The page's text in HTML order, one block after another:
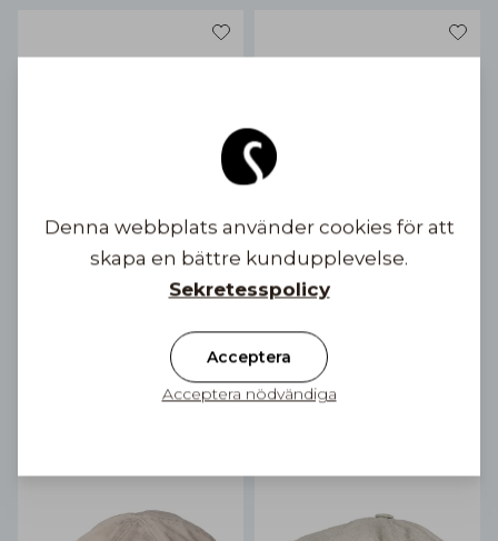
Cannes Linen Pastel Wide
Brim
3 färgalternativ
59,90 €
Denna webbplats använder cookies för att
skapa en bättre kundupplevelse.
Sekretesspolicy
Acceptera
Acceptera nödvändiga